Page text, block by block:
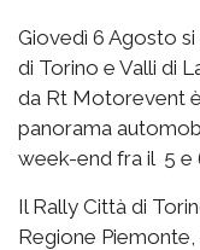
Giovedì 6 Agosto si
di Torino e Valli di
da Rt Motorevent
panorama
week-end fra il 5 e
Il Rally Città di
Regione Piemonte,